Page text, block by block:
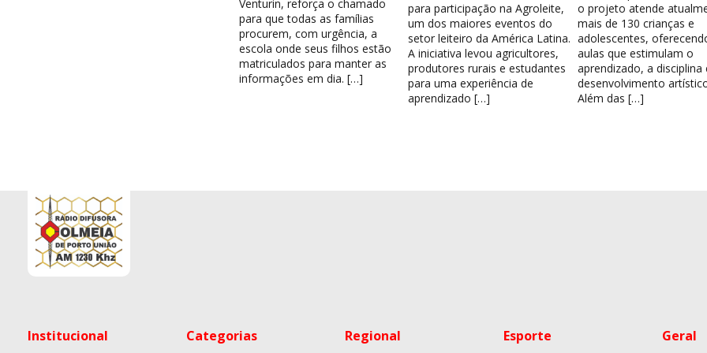
Venturin, reforça o chamado
para que todas as famílias
procurem, com urgência, a
escola onde seus filhos estão
matriculados para manter as
informações em dia. […]
para participação na Agroleite,
um dos maiores eventos do
setor leiteiro da América Latina.
A iniciativa levou agricultores,
produtores rurais e estudantes
para uma experiência de
aprendizado […]
o projeto atende
mais de 130 crianças e
adolescentes,
aulas que estimulam o
aprendizado, a disciplina
desenvolvimento
Além das […]
Institucional Categorias Regional Esporte Geral